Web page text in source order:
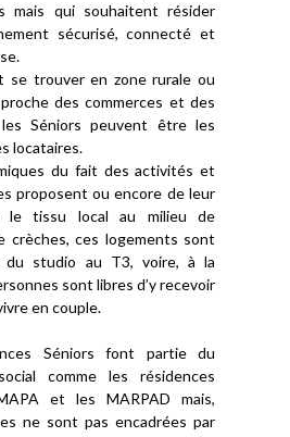
mais qui souhaitent résider
sécurisé, connecté et
se trouver en zone rurale ou
des commerces et des
Séniors peuvent être les
locataires.
du fait des activités et
proposent ou encore de leur
le tissu local au milieu de
crèches, ces logements sont
studio au T3, voire, à la
sont libres d’y recevoir
en couple.
Séniors font partie du
comme les résidences
et les MARPAD mais,
ne sont pas encadrées par